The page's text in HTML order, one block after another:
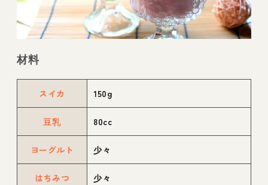
材料
スイカ 150g
豆乳 80cc
ヨーグルト 少々
はちみつ 少々